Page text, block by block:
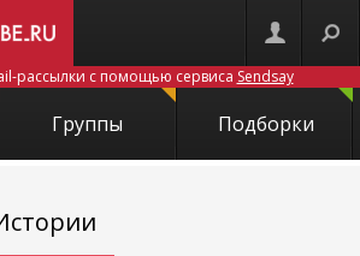
рассылки с помощью сервиса Sendsay
Группы Подборки